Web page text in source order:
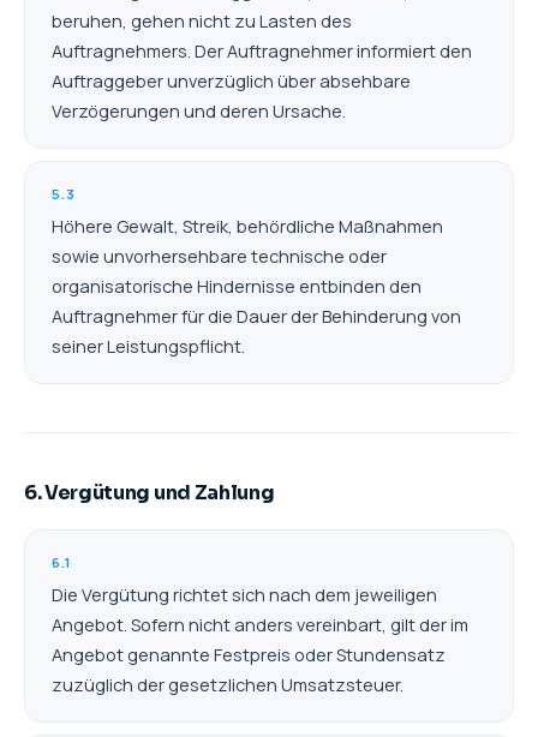
beruhen, gehen nicht zu Lasten des
Auftragnehmers. Der Auftragnehmer informiert den
Auftraggeber unverzüglich über absehbare
Verzögerungen und deren Ursache.
5.3
Höhere Gewalt, Streik, behördliche Maßnahmen
sowie unvorhersehbare technische oder
organisatorische Hindernisse entbinden den
Auftragnehmer für die Dauer der Behinderung von
seiner Leistungspflicht.
6. Vergütung und Zahlung
6.1
Die Vergütung richtet sich nach dem jeweiligen
Angebot. Sofern nicht anders vereinbart, gilt der im
Angebot genannte Festpreis oder Stundensatz
zuzüglich der gesetzlichen Umsatzsteuer.